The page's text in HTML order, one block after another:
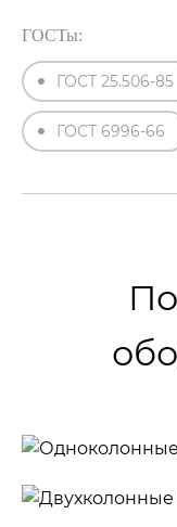
ГОСТы:
ГОСТ 25.506-85
ГОСТ 6996-66
машины